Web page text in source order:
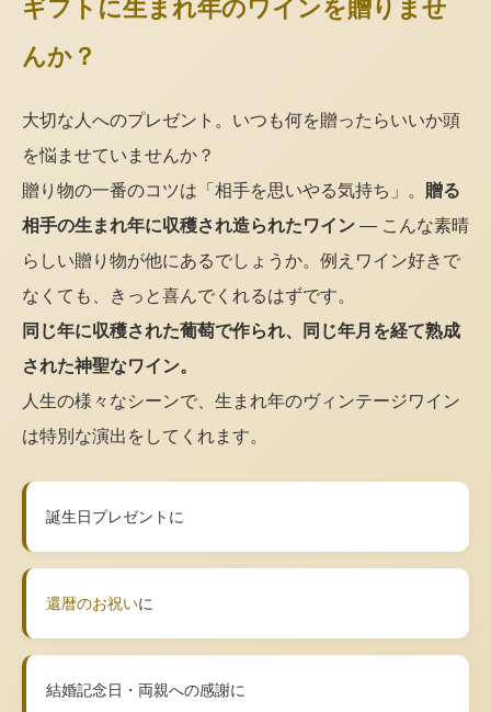
ギフトに生まれ年のワインを贈りませ
んか？
大切な人へのプレゼント。いつも何を贈ったらいいか頭
を悩ませていませんか？
贈り物の一番のコツは「相手を思いやる気持ち」。 贈る
相手の生まれ年に収穫され造られたワイン — こんな素晴
らしい贈り物が他にあるでしょうか。例えワイン好きで
なくても、きっと喜んでくれるはずです。
同じ年に収穫された葡萄で作られ、同じ年月を経て熟成
された神聖なワイン。
人生の様々なシーンで、生まれ年のヴィンテージワイン
は特別な演出をしてくれます。
誕生日プレゼントに
還暦のお祝いに
結婚記念日・両親への感謝に